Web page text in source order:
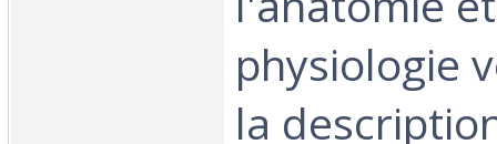
physiologie
la